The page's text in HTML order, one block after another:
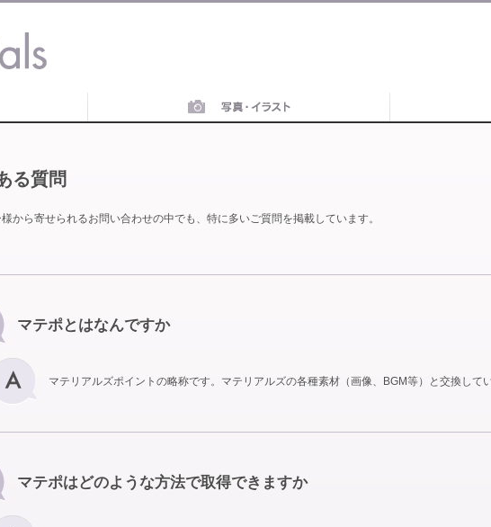
る質問
から寄せられるお問い合わせの中でも、特に多いご質問を掲載しています。
マテポとはなんですか
マテリアルズポイントの略称です。マテリアルズの各種素材（画像、BGM等）と交換して
マテポはどのような方法で取得できますか